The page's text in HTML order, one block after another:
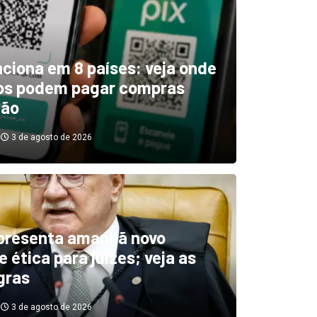
indica El Niño
diminuindo chuvas e
secas de rios
3 de agosto de 2026
em 8 países: veja onde
podem pagar compras
3 de agosto de 2026
amanhã novo
ética para juízes; veja as
3 de agosto de 2026